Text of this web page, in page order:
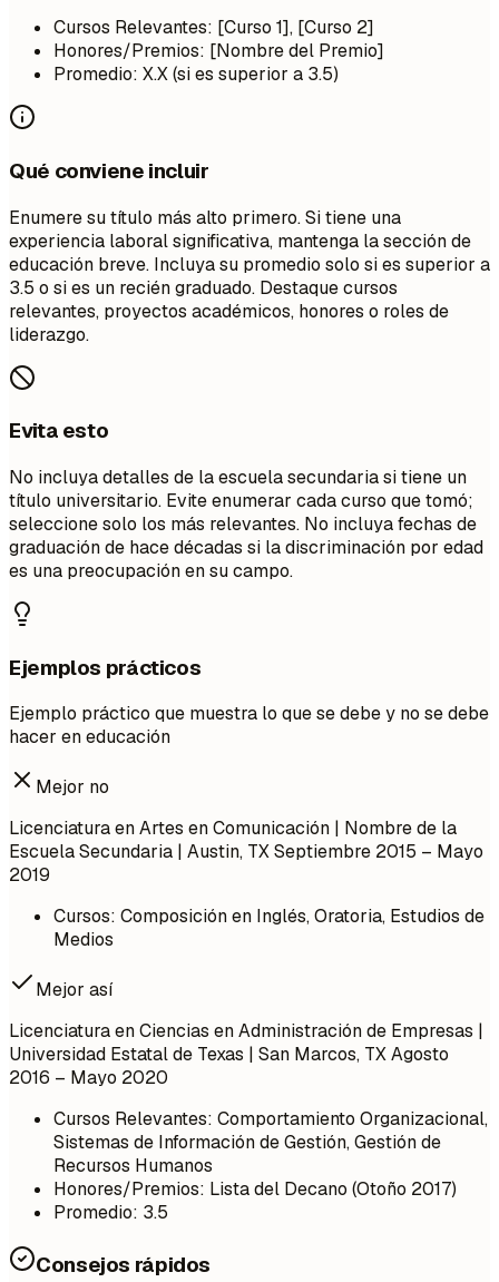
Cursos Relevantes: [Curso 1], [Curso 2]
Honores/Premios: [Nombre del Premio]
Promedio: X.X (si es superior a 3.5)
Qué conviene incluir
Enumere su título más alto primero. Si tiene una
experiencia laboral significativa, mantenga la sección de
educación breve. Incluya su promedio solo si es superior a
3.5 o si es un recién graduado. Destaque cursos
relevantes, proyectos académicos, honores o roles de
liderazgo.
Evita esto
No incluya detalles de la escuela secundaria si tiene un
título universitario. Evite enumerar cada curso que tomó;
seleccione solo los más relevantes. No incluya fechas de
graduación de hace décadas si la discriminación por edad
es una preocupación en su campo.
Ejemplos prácticos
Ejemplo práctico que muestra lo que se debe y no se debe
hacer en educación
Mejor no
Licenciatura en Artes en Comunicación | Nombre de la
Escuela Secundaria | Austin, TXSeptiembre 2015 – Mayo
2019
Cursos: Composición en Inglés, Oratoria, Estudios de
Medios
Mejor así
Licenciatura en Ciencias en Administración de Empresas |
Universidad Estatal de Texas | San Marcos, TXAgosto
2016 – Mayo 2020
Cursos Relevantes: Comportamiento Organizacional,
Sistemas de Información de Gestión, Gestión de
Recursos Humanos
Honores/Premios: Lista del Decano (Otoño 2017)
Promedio: 3.5
Consejos rápidos